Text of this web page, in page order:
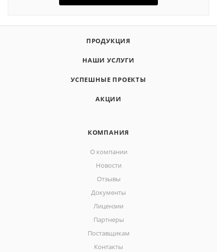
ПРОДУКЦИЯ
НАШИ УСЛУГИ
УСПЕШНЫЕ ПРОЕКТЫ
АКЦИИ
КОМПАНИЯ
О компании
Новости
Отзывы
Документы
Лицензии
Партнеры
Поставщикам
Контакты